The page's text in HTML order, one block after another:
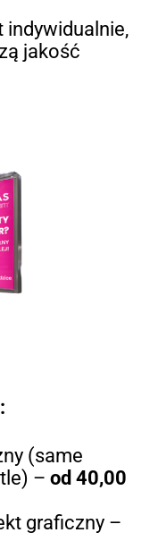
indywidualnie,
jakość
(same
– od 40,00
graficzny –